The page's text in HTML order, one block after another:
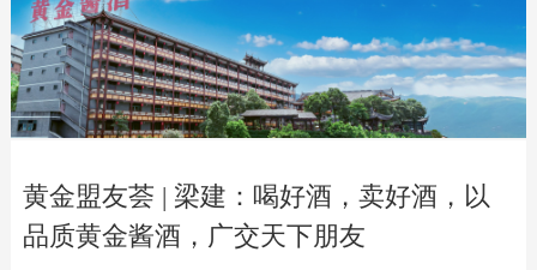
我
们
家
团
队
产
品
家
新
闻
服
黄金盟友荟 | 梁建：喝好酒，卖好酒，以
品质黄金酱酒，广交天下朋友